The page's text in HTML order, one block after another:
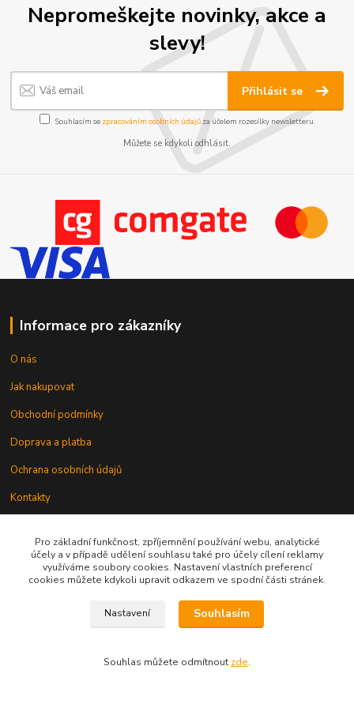
Nepromeškejte novinky, akce a
slevy!
Přihlásit se
Souhlasím se zpracováním osobních údajůza účelem rozesílky newsletteru.
Můžete se kdykoli odhlásit.
Informace pro zákazníky
O nás
Jak nakupovat
Obchodní podmínky
Doprava a platba
Ochrana osobních údajů
Kontakty
Pro základní funkčnost, zpříjemnění používání webu, analytické
účely a v případě udělení souhlasu také pro účely cílení reklamy
využíváme soubory cookies. Nastavení vlastních preferencí
cookies můžete kdykoli upravit odkazem ve spodní části stránek.
Nastavení Souhlasím
Souhlas můžete odmítnout zde.